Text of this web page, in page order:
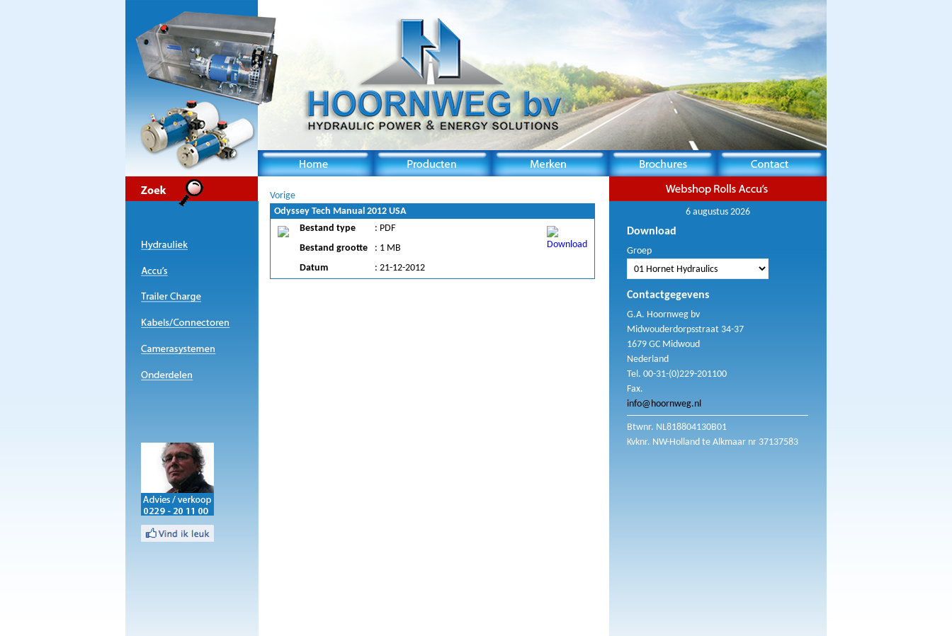
Vorige
Odyssey Tech Manual 2012 USA
Bestand type
: PDF
Bestand grootte
: 1 MB
Datum
: 21-12-2012
6 augustus 2026
Download
Groep
Contactgegevens
G.A. Hoornweg bv
Midwouderdorpsstraat 34-37
1679 GC Midwoud
Nederland
Tel. 00-31-(0)229-201100
Fax.
info@hoornweg.nl
Btwnr. NL818804130B01
Kvknr. NW-Holland te Alkmaar nr 37137583